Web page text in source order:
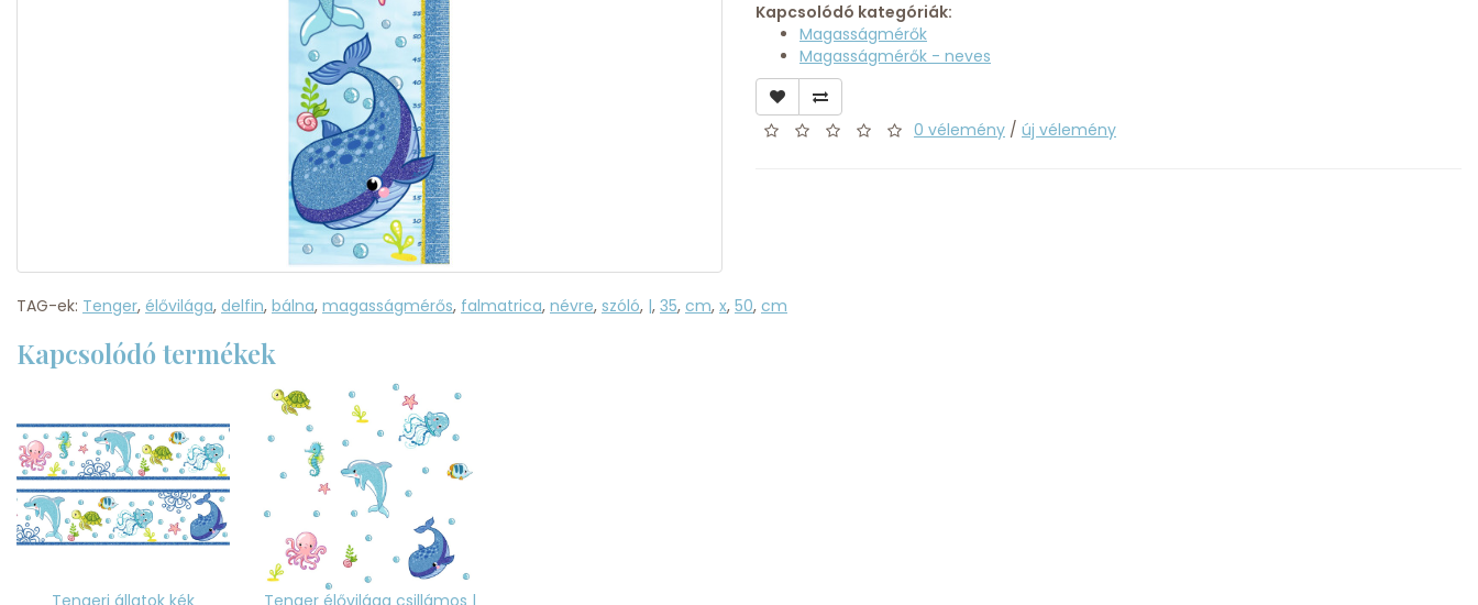
Kapcsolódó kategóriák:
Magasságmérők
Magasságmérők - neves
0 vélemény / új vélemény
TAG-ek: Tenger, élővilága, delfin, bálna, magasságmérős, falmatrica, névre, szóló, |, 35, cm, x, 50, cm
Kapcsolódó termékek
Tengeri állatok kék Tenger élővilága csillámos |